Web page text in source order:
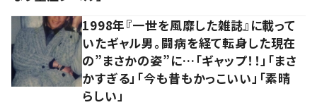
1998年『一世を風靡した雑誌』に載って
いたギャル男。闘病を経て転身した現在
の”まさかの姿”に…「ギャップ！！」「まさ
かすぎる」「今も昔もかっこいい」「素晴
らしい」